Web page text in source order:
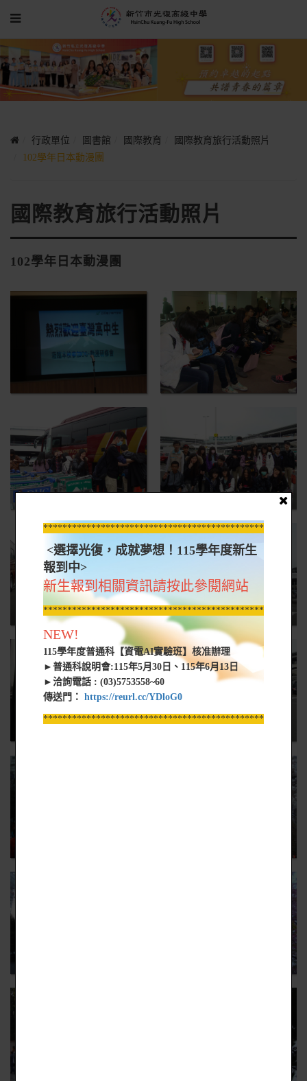
行政單位 圖書館 國際教育
國際教育旅行活動照片
102學年日本動漫團
國際教育旅行活動照片
102學年日本動漫團
*****************************************************
<選擇光復，成就夢想！115學年度新生
報到中>
新生報到相關資訊請按此參閱網站
*****************************************************
NEW!
115學年度普通科【資電AI實驗班】核准辦理
►普通科說明會:115年5月30日、115年6月13日
►洽詢電話 : (03)5753558~60
傳送門： https://reurl.cc/YDloG0
*****************************************************